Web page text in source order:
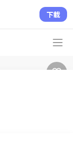
下載